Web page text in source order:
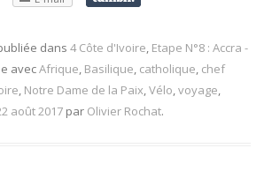
dans 4 Côte d'Ivoire, Etape N°8 : Accra -
avecAfrique, Basilique, catholique, chef
, Notre Dame de la Paix,Vélo,voyage,
août 2017 par Olivier Rochat.